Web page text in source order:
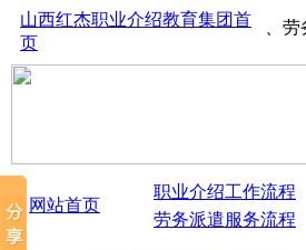
山西红杰职业介绍教育集团首
页
山西太原红杰人才市场、劳
网站首页
职业介绍工作流程
劳务派遣服务流程